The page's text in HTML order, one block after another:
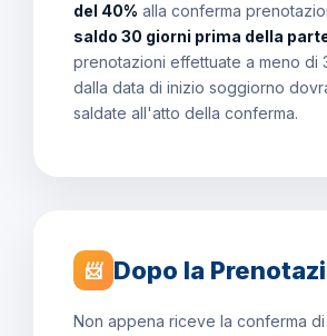
del 40% alla conferma
saldo 30 giorni prima della
prenotazioni effettuate a meno di
dalla data di inizio soggiorno
saldate all'atto della conferma.
📨 Dopo la
Non appena riceve la conferma di